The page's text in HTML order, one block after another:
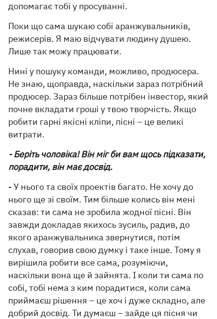
допомагає тобі у просуванні.
Поки що сама шукаю собі аранжувальників,
режисерів. Я маю відчувати людину душею.
Лише так можу працювати.
Нині у пошуку команди, можливо, продюсера.
Не знаю, щоправда, наскільки зараз потрібний
продюсер. Зараз більше потрібен інвестор, який
почне вкладати гроші у твою творчість. Якщо
робити гарні якісні кліпи, пісні – це великі
витрати.
- Беріть чоловіка! Він міг би вам щось підказати,
порадити, він має досвід.
- У нього та своїх проектів багато. Не хочу до
нього ще зі своїм. Тим більше колись він мені
сказав: ти сама не зробила жодної пісні. Він
завжди докладав якихось зусиль, радив, до
якого аранжувальника звернутися, потім
слухав, говорив свою думку і таке інше. Тому я
вирішила робити все сама, розуміючи,
наскільки вона ще й зайнята. І коли ти сама по
собі, тобі нема з ким порадитися, коли сама
приймаєш рішення – це хоч і дуже складно, але
добрий досвід. Ти думаєш – зайде ця пісня чи